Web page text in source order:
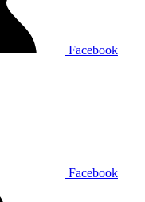
Facebook
Facebook